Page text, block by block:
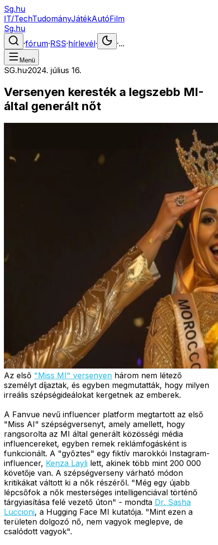
Sg.hu
IT/TechTudományJátékAutóFilm
Sg.hu
·fórum·RSS·hírlevél· ·...
Menü
SG.hu·2024. július 16.
Versenyen keresték a legszebb MI-
által generált nőt
Az első "Miss MI" versenyen három nem létező
személyt díjaztak, és egyben megmutatták, hogy milyen
irreális szépségideálokat kergetnek az emberek.
A Fanvue nevű influencer platform megtartott az első
"Miss AI" szépségversenyt, amely amellett, hogy
rangsorolta az MI által generált közösségi média
influencereket, egyben remek reklámfogásként is
funkcionált. A "győztes" egy fiktív marokkói Instagram-
influencer, Kenza Layli lett, akinek több mint 200 000
követője van. A szépségverseny várható módon
kritikákat váltott ki a nők részéről. "Még egy újabb
lépcsőfok a nők mesterséges intelligenciával történő
tárgyiasítása felé vezető úton" - mondta Dr. Sasha
Luccioni, a Hugging Face MI kutatója. "Mint ezen a
területen dolgozó nő, nem vagyok meglepve, de
csalódott vagyok".